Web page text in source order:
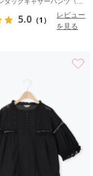
5.0 （1）
レビュー
を見る